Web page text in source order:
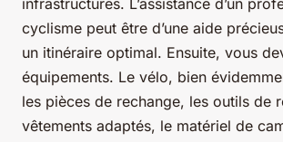
infrastructures. L’assistance d’un
cyclisme peut être d’une aide
un itinéraire optimal. Ensuite, vous
équipements. Le vélo, bien
les pièces de rechange, les outils de
vêtements adaptés, le matériel de